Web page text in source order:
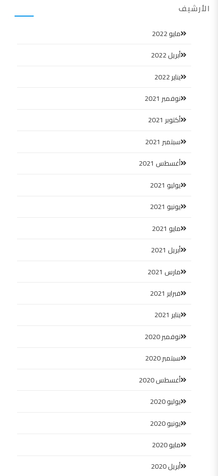
الأرشيف
مايو 2022
أبريل 2022
يناير 2022
نوفمبر 2021
أكتوبر 2021
سبتمبر 2021
أغسطس 2021
يوليو 2021
يونيو 2021
مايو 2021
أبريل 2021
مارس 2021
فبراير 2021
يناير 2021
نوفمبر 2020
سبتمبر 2020
أغسطس 2020
يوليو 2020
يونيو 2020
مايو 2020
أبريل 2020